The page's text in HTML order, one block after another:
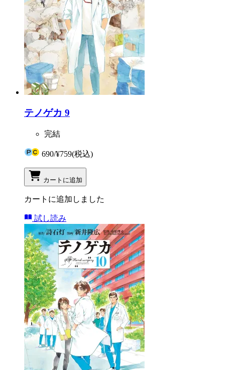
テノゲカ 9
完結
690/¥759(税込)
カートに追加
カートに追加しました
試し読み